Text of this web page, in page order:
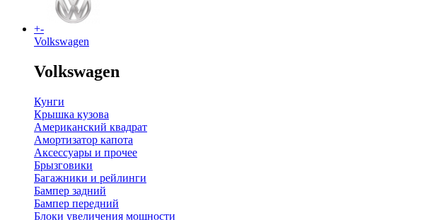
+-
Volkswagen
Volkswagen
Кунги
Крышка кузова
Американский квадрат
Амортизатор капота
Аксессуары и прочее
Брызговики
Багажники и рейлинги
Бампер задний
Бампер передний
Блоки увеличения мощности